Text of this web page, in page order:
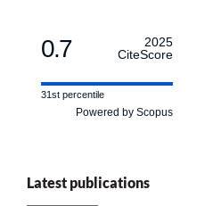
0.7
2025
CiteScore
31st percentile
Powered by Scopus
Latest publications